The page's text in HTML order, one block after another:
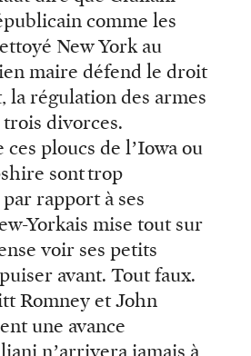
comme les
New York au
maire défend le droit
la régulation des armes
divorces.
ces ploucs de l’Iowa ou
sont trop
rapport à ses
Yorkais mise tout sur
voir ses petits
avant. Tout faux.
Romney et John
une avance
n’arrivera jamais à